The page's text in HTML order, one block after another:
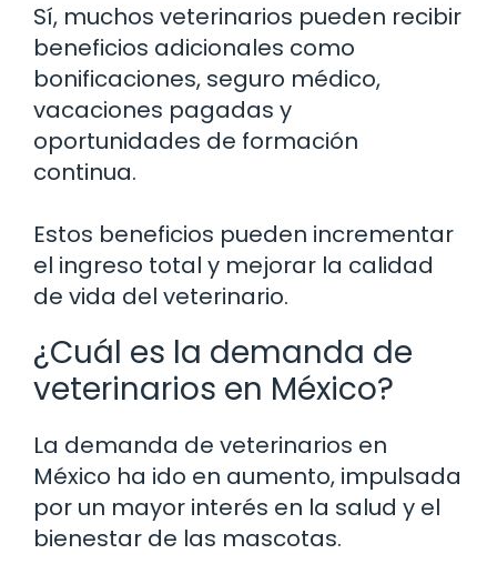
Sí, muchos veterinarios pueden recibir
beneficios adicionales como
bonificaciones, seguro médico,
vacaciones pagadas y
oportunidades de formación
continua.
Estos beneficios pueden incrementar
el ingreso total y mejorar la calidad
de vida del veterinario.
¿Cuál es la demanda de
veterinarios en México?
La demanda de veterinarios en
México ha ido en aumento, impulsada
por un mayor interés en la salud y el
bienestar de las mascotas.